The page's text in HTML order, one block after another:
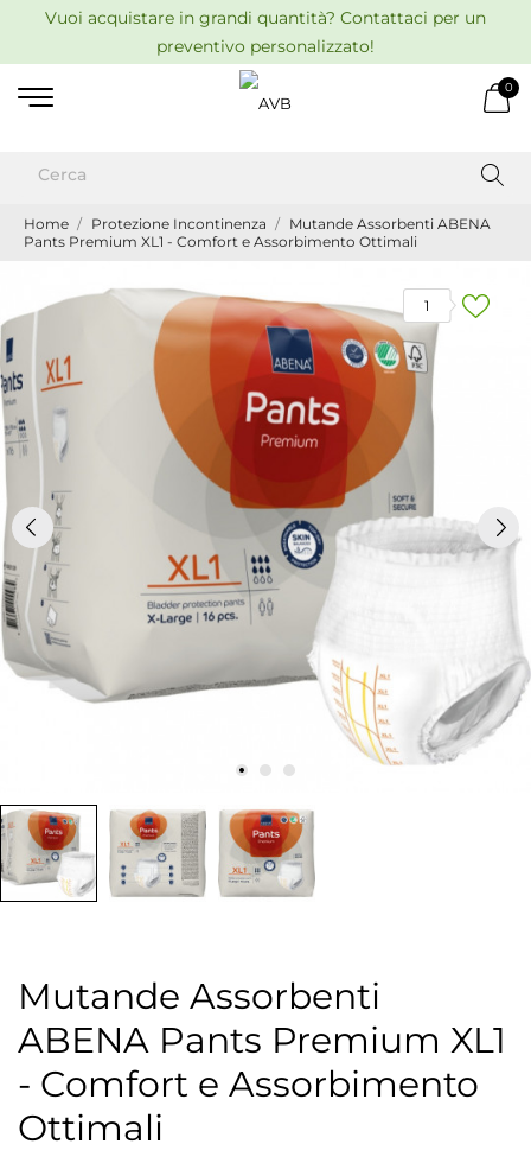
Vuoi acquistare in grandi quantità? Contattaci per un
preventivo personalizzato!
0
Home Protezione Incontinenza
Mutande Assorbenti ABENA
Pants Premium XL1 - Comfort e Assorbimento Ottimali
1
Mutande Assorbenti
ABENA Pants Premium XL1
- Comfort e Assorbimento
Ottimali